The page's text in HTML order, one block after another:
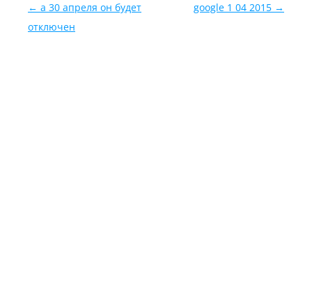
Навигация по записям
← а 30 апреля он будет
отключен
google 1 04 2015 →